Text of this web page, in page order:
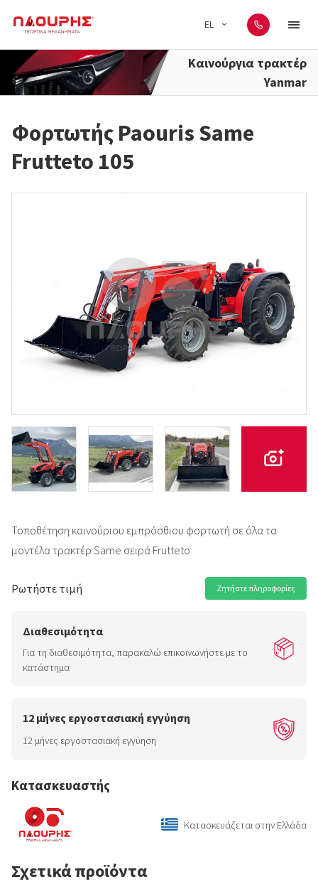
EL
Καινούργια τρακτέρ
Yanmar
Φορτωτής Paouris Same
Frutteto 105
Τοποθέτηση καινούριου εμπρόσθιου φορτωτή σε όλα τα
μοντέλα τρακτέρ Same σειρά Frutteto
Ρωτήστε τιμή Ζητήστε πληροφορίες
Διαθεσιμότητα
Για τη διαθεσιμότητα, παρακαλώ επικοινωνήστε με το
κατάστημα
12 μήνες εργοστασιακή εγγύηση
12 μήνες εργοστασιακή εγγύηση
Κατασκευαστής
Κατασκευάζεται στην Ελλάδα
Σχετικά προϊόντα